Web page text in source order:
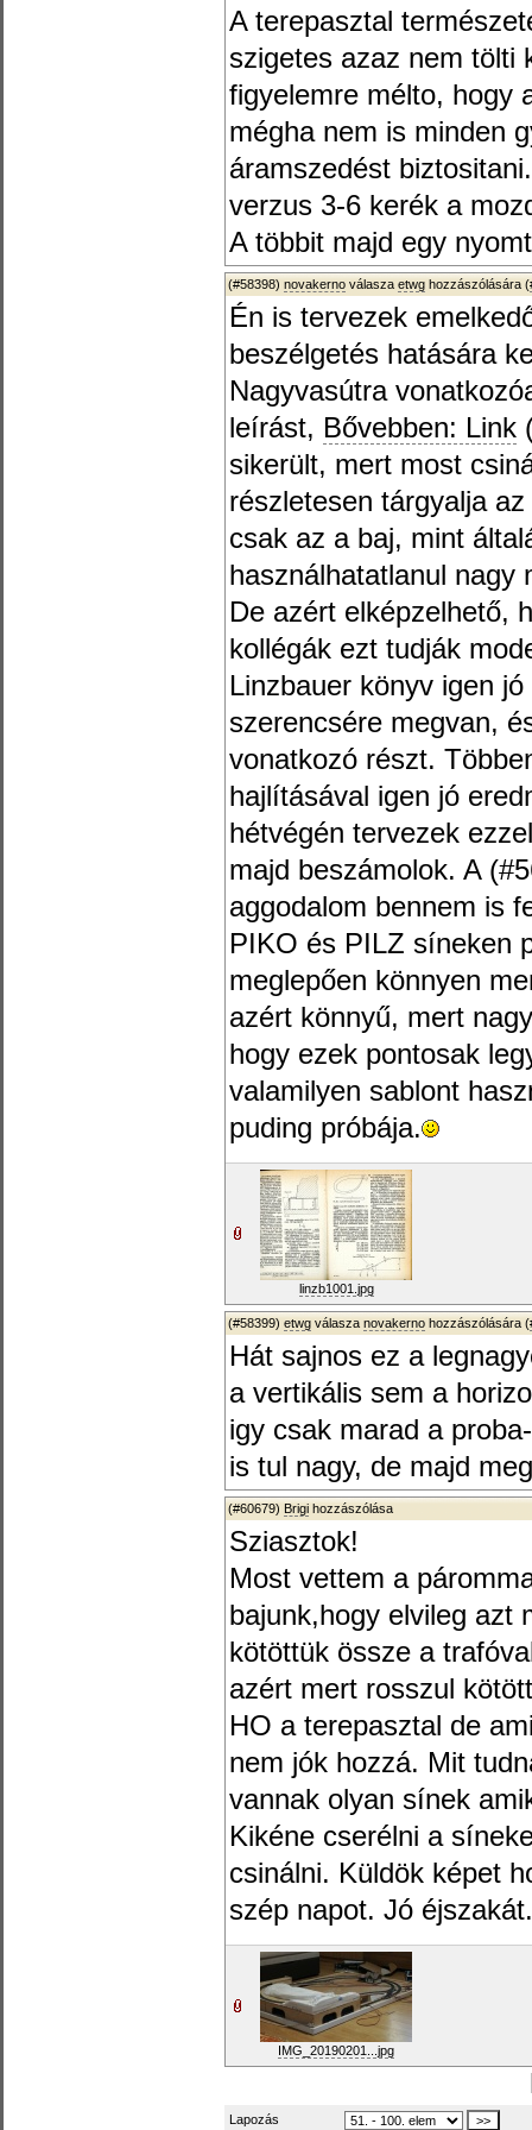
A terepasztal
szigetes azaz nem tölti
figyelemre mélto, hogy
mégha nem is minden
áramszedést
verzus 3-6 kerék a
A többit majd egy
(#58398) novakerno válasza etwg hozzászólására (
Én is tervezek
beszélgetés hatására
Nagyvasútra
leírást, Bővebben: Link
sikerült, mert most
részletesen tárgyalja
csak az a baj, mint
használhatatlanul nagy
De azért elképzelhető,
kollégák ezt tudják
Linzbauer könyv igen
szerencsére megvan,
vonatkozó részt.
hajlításával igen jó
hétvégén tervezek
majd beszámolok. A
aggodalom bennem is
PIKO és PILZ síneken
meglepően könnyen
azért könnyű, mert
hogy ezek pontosak
valamilyen sablont
puding próbája.
linzb1001.jpg
(#58399) etwg válasza novakerno hozzászólására (
Hát sajnos ez a
a vertikális sem a
igy csak marad a
is tul nagy, de majd
(#60679) Brigi hozzászólása
Sziasztok!
Most vettem a
bajunk,hogy elvileg azt
kötöttük össze a
azért mert rosszul
HO a terepasztal de
nem jók hozzá. Mit
vannak olyan sínek
Kikéne cserélni a
csinálni. Küldök képet
szép napot. Jó éjszakát.
IMG_20190201...jpg
Lapozás